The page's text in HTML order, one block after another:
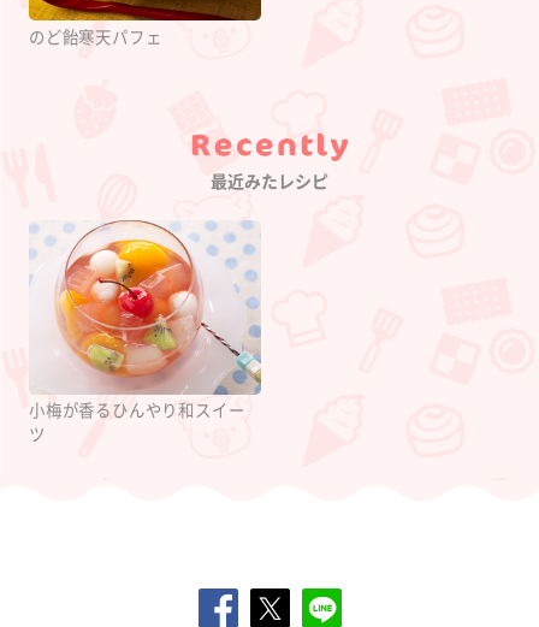
のど飴寒天パフェ
Category
最近みたレシピ
小梅が香るひんやり和スイー
ツ